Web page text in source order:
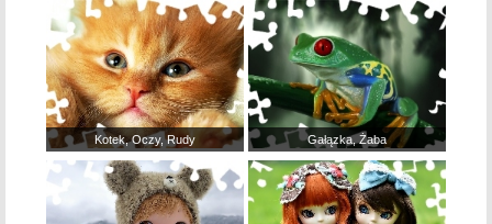
Kotek, Oczy, Rudy Gałązka, Żaba